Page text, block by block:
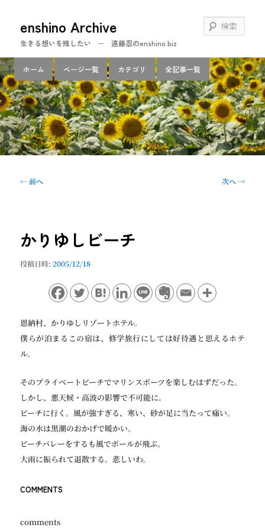
ン
テ
ン
ツ
へ
移
動
enshino Archive
生きる想いを残したい − 遠藤忍のenshino.biz
索
メ
イ
ン
メ
ニ
ュ
ー
ホーム ページ一覧 カテゴリ 全記事一覧
投
ー
ョ
←前へ 次へ→
かりゆしビーチ
投稿日時:2005/12/18
恩納村、かりゆしリゾートホテル。
僕らが泊まるこの宿は、修学旅行にしては好待遇と思えるホテ
ル。
そのプライベートビーチでマリンスポーツを楽しむはずだった。
しかし、悪天候・高波の影響で不可能に。
ビーチに行く。風が強すぎる、寒い、砂が足に当たって痛い。
海の水は黒潮のおかげで暖かい。
ビーチバレーをするも風でボールが飛ぶ。
大雨に振られて退散する。悲しいわ。
COMMENTS
comments